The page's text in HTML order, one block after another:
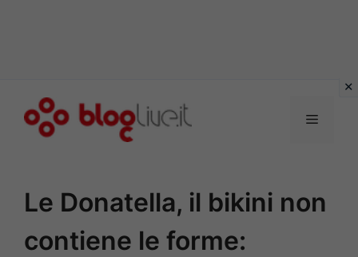
Menu
Le Donatella, il bikini non
contiene le forme: